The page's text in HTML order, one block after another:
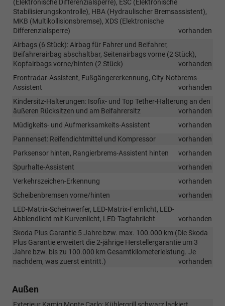
(Elektronische Differenzialsperre), ESC (Elektronische
Stabilisierungskontrolle), HBA (Hydraulischer Bremsassistent),
MKB (Multikollisionsbremse), XDS (Elektronische
Differenzialsperre)
vorhanden
Airbags (6 Stück): Airbag für Fahrer und Beifahrer,
Beifahrerairbag abschaltbar, Seitenairbags vorne (2 Stück),
Kopfairbags vorne/hinten (2 Stück)
vorhanden
Frontradar-Assistent, Fußgängererkennung, City-Notbrems-
Assistent
vorhanden
Kindersitz-Halterungen: Isofix- und Top Tether-Halterung an den
äußeren Rücksitzen und am Beifahrersitz
vorhanden
Müdigkeits- und Aufmerksamkeits-Assistent
vorhanden
Pannenset: Reifendichtmittel und Kompressor
vorhanden
Parksensor hinten, Rangierbrems-Assistent hinten
vorhanden
Spurhalte-Assistent
vorhanden
Verkehrszeichen-Erkennung
vorhanden
Scheibenbremsen vorne/hinten
vorhanden
LED-Matrix-Scheinwerfer, LED-Matrix-Fernlicht, LED-
Abblendlicht mit Kurvenlicht, LED-Tagfahrlicht
vorhanden
Skoda Plus Garantie 5 Jahre bzw. max. 100.000 km (Die Skoda
Plus Garantie erweitert die 2-jährige Herstellergarantie um 3
Jahre bzw. bis zu 100.000 km Gesamtkilometerleistung. Je
nachdem, was zuerst eintritt.)
vorhanden
Außen